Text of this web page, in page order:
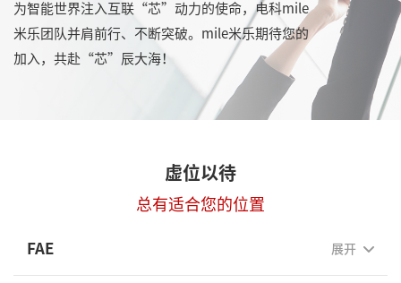
为智能世界注入互联“芯”动力的使命，电科mile
米乐团队并肩前行、不断突破。mile米乐期待您的
加入，共赴“芯”辰大海！
虚位以待
总有适合您的位置
FAE 展开